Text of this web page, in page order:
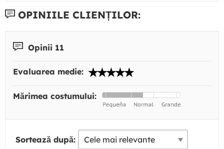
OPINIILE CLIENȚILOR:
Opinii 11
Evaluarea medie:
Mărimea costumului:
Sortează după: